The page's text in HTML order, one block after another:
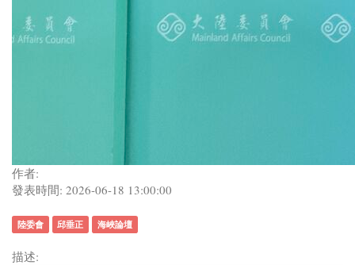
作者:
發表時間: 2026-06-18 13:00:00
陸委會 邱垂正 海峽論壇
描述: